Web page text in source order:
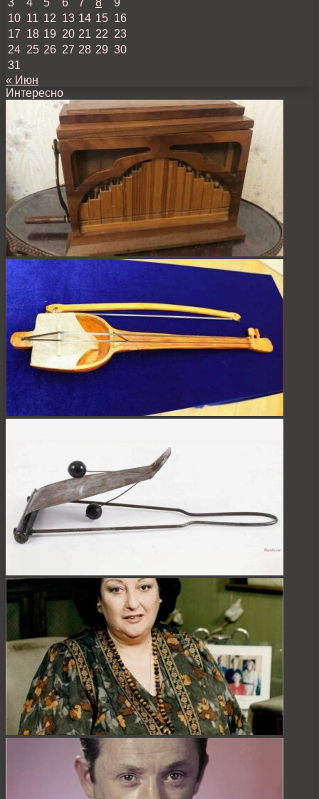
3 4 5 6 7 8
9
10 11 12 13 14 15 16
17 18 19 20 21 22 23
24 25 26 27 28 29 30
31
« Июн
Интересно